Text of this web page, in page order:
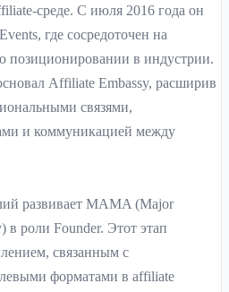
среде. С июля 2016 года он
где сосредоточен на
позиционировании в индустрии.
Affiliate Embassy, расширив
связями,
и коммуникацией между
развивает MAMA (Major
роли Founder. Этот этап
связанным с
форматами в affiliate